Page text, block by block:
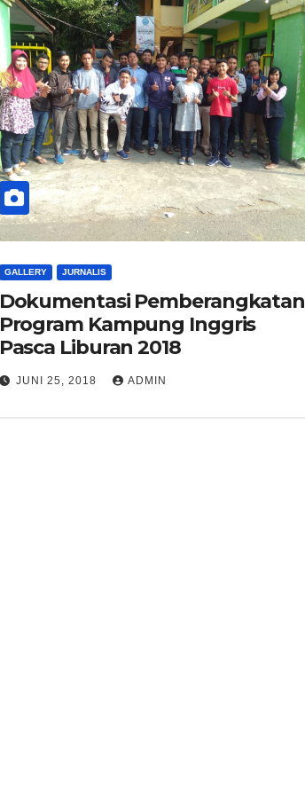
GALLERY JURNALIS
Dokumentasi Pemberangkatan
Program Kampung Inggris
Pasca Liburan 2018
JUNI 25, 2018 ADMIN